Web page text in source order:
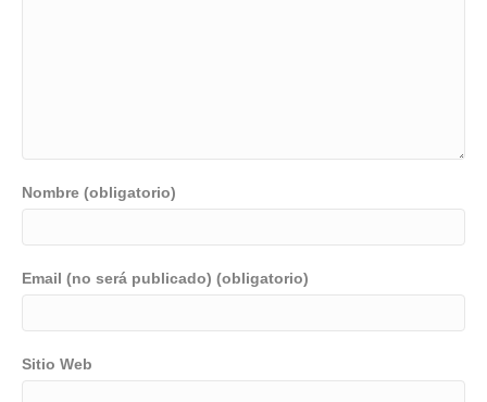
Nombre (obligatorio)
Email (no será publicado) (obligatorio)
Sitio Web